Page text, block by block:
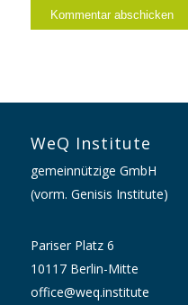
WeQ Institute
gemeinnützige GmbH
(vorm. Genisis Institute)
Pariser Platz 6
10117 Berlin-Mitte
office@weq.institute